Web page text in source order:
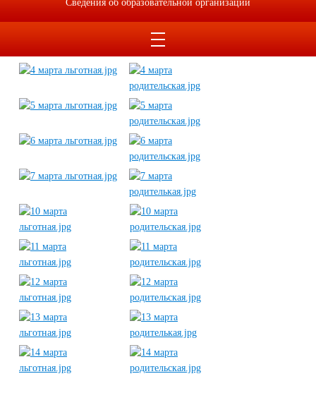
Сведения об образовательной организации